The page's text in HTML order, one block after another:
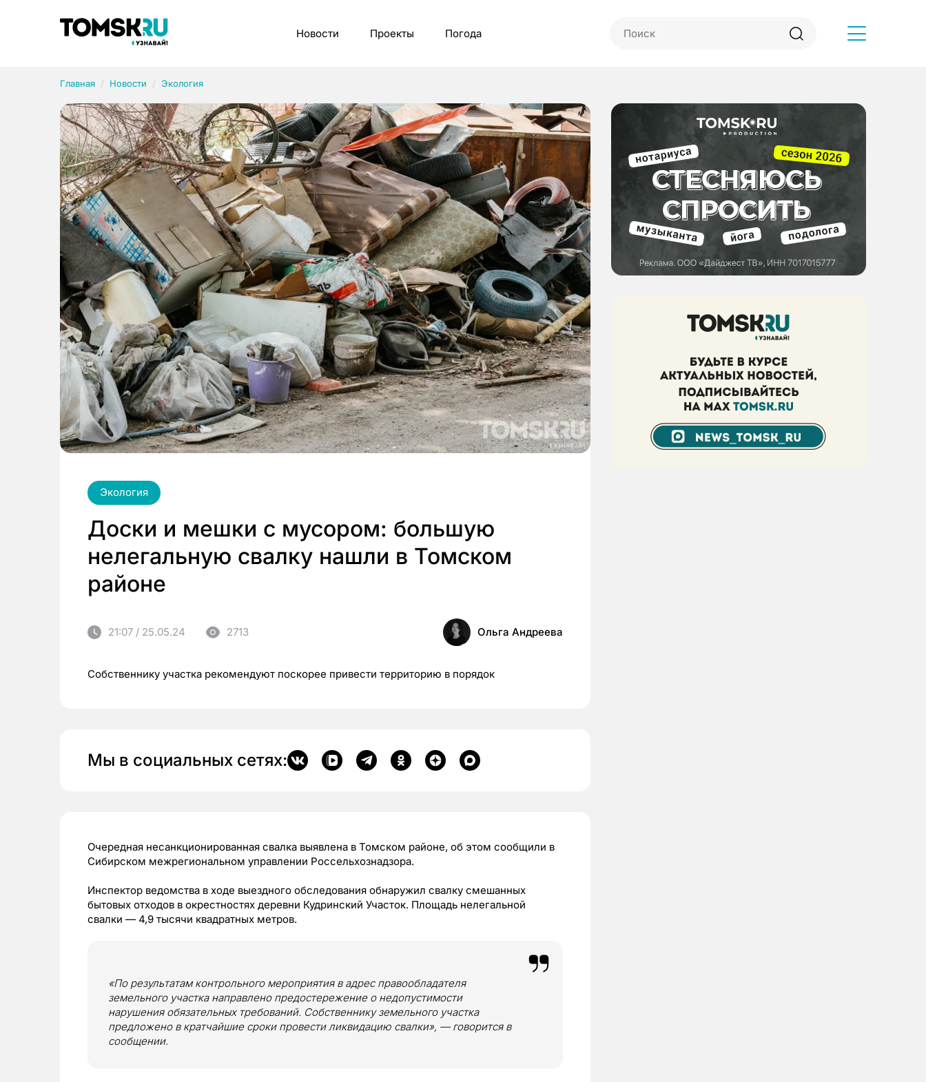
Новости Проекты Погода
Главная Новости Экология
Экология
Доски и мешки с мусором: большую
нелегальную свалку нашли в Томском
районе
21:07 / 25.05.24 2713 Ольга Андреева
Собственнику участка рекомендуют поскорее привести территорию в порядок
Мы в социальных сетях:
Очередная несанкционированная свалка выявлена в Томском районе, об этом сообщили в
Сибирском межрегиональном управлении Россельхознадзора.
Инспектор ведомства в ходе выездного обследования обнаружил свалку смешанных
бытовых отходов в окрестностях деревни Кудринский Участок. Площадь нелегальной
свалки — 4,9 тысячи квадратных метров.
«По результатам контрольного мероприятия в адрес правообладателя
земельного участка направлено предостережение о недопустимости
нарушения обязательных требований. Собственнику земельного участка
предложено в кратчайшие сроки провести ликвидацию свалки», — говорится в
сообщении.
Рубрики